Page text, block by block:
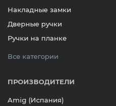
Накладные замки
Дверные ручки
Ручки на планке
Все категории
ПРОИЗВОДИТЕЛИ
Amig (Испания)